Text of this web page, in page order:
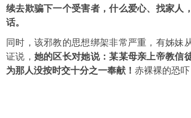
续去欺骗下一个受害者，什么爱心、找家人
话。
同时，该邪教的思想绑架非常严重，有姊妹
证说， 她的区长对她说：某某母亲上帝教信
为那人没按时交十分之一奉献！ 赤裸裸的恐吓